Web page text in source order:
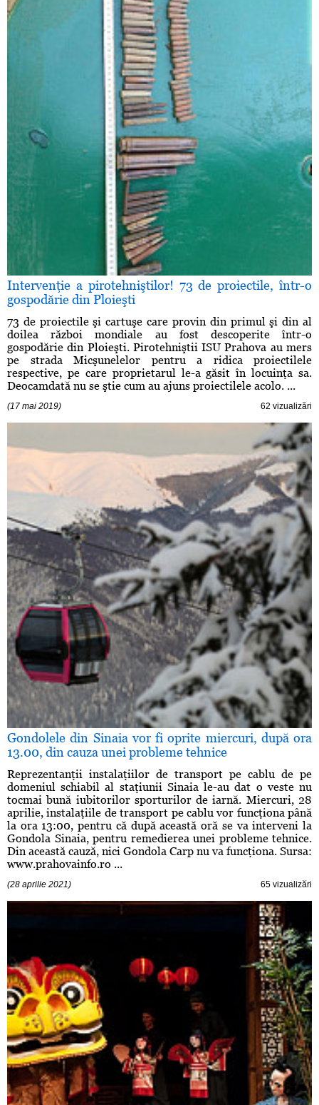
Intervenţie a pirotehniştilor! 73 de proiectile, într-o
gospodărie din Ploieşti
73 de proiectile şi cartuşe care provin din primul şi din al
doilea război mondiale au fost descoperite într-o
gospodărie din Ploieşti. Pirotehniştii ISU Prahova au mers
pe strada Micşunelelor pentru a ridica proiectilele
respective, pe care proprietarul le-a găsit în locuinţa sa.
Deocamdată nu se ştie cum au ajuns proiectilele acolo. ...
(17 mai 2019) 62 vizualizări
Gondolele din Sinaia vor fi oprite miercuri, după ora
13.00, din cauza unei probleme tehnice
Reprezentanţii instalaţiilor de transport pe cablu de pe
domeniul schiabil al staţiunii Sinaia le-au dat o veste nu
tocmai bună iubitorilor sporturilor de iarnă. Miercuri, 28
aprilie, instalaţiile de transport pe cablu vor funcţiona până
la ora 13:00, pentru că după această oră se va interveni la
Gondola Sinaia, pentru remedierea unei probleme tehnice.
Din această cauză, nici Gondola Carp nu va funcţiona. Sursa:
www.prahovainfo.ro ...
(28 aprilie 2021) 65 vizualizări